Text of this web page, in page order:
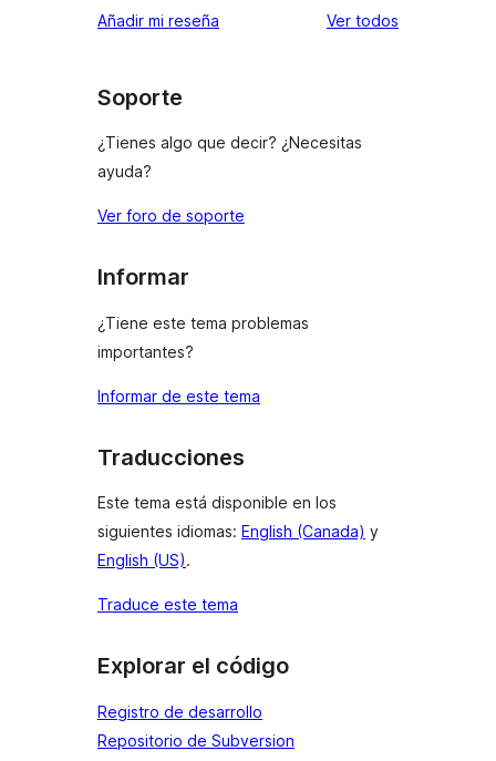
Añadir mi reseña Ver todos
Soporte
¿Tienes algo que decir? ¿Necesitas
ayuda?
Ver foro de soporte
Informar
¿Tiene este tema problemas
importantes?
Informar de este tema
Traducciones
Este tema está disponible en los
siguientes idiomas: English (Canada) y
English (US).
Traduce este tema
Explorar el código
Registro de desarrollo
Repositorio de Subversion